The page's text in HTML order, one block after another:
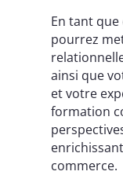
En tant
pourrez
ainsi que
et votre
formation
commerce.